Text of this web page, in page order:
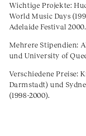
Wichtige Projekte:
World Music Days
Adelaide Festival 2000.
Mehrere Stipendien:
und University of
Verschiedene Preise:
Darmstadt) und
(1998-2000).